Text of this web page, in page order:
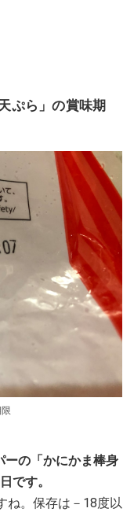
ぷら」の賞味期
ーの「かにかま棒身
です。
ね。保存は－18度以